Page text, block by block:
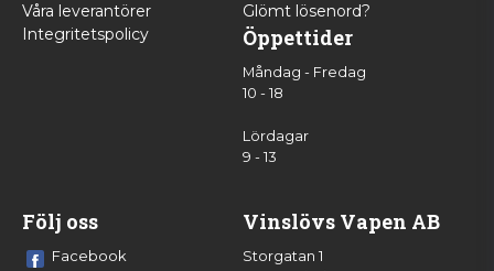
Våra leverantörer
Integritetspolicy
Glömt lösenord?
Öppettider
Måndag - Fredag
10 - 18
Lördagar
9 - 13
Följ oss
Facebook
Vinslövs Vapen AB
Storgatan 1